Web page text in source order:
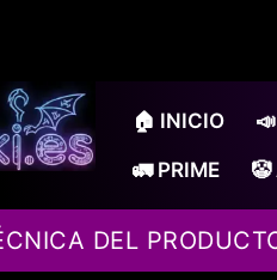
🏠 INICIO
🚛 PRIME 🤡
DEL